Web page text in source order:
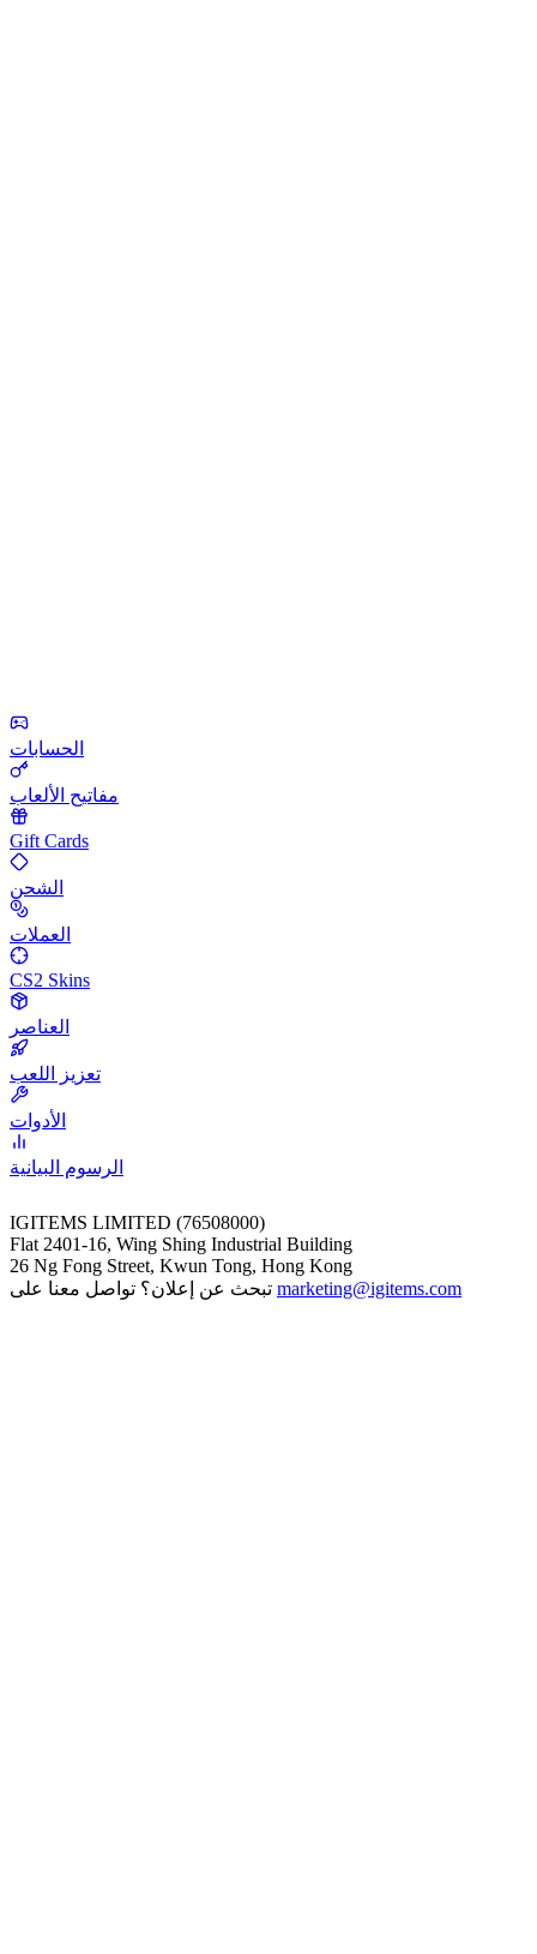
الحسابات
مفاتيح الألعاب
Gift Cards
الشحن
العملات
CS2 Skins
العناصر
تعزيز اللعب
الأدوات
الرسوم البيانية
IGITEMS LIMITED (76508000)
Flat 2401-16, Wing Shing Industrial Building
26 Ng Fong Street, Kwun Tong, Hong Kong
marketing@igitems.com